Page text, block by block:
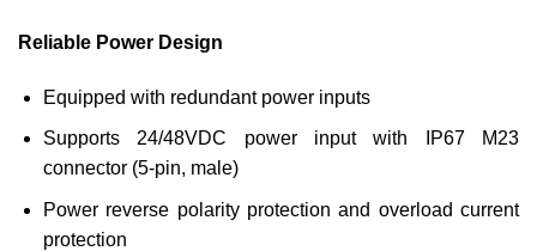
Reliable Power Design
Equipped with redundant power inputs
Supports 24/48VDC power input with IP67 M23
connector (5-pin, male)
Power reverse polarity protection and overload current
protection